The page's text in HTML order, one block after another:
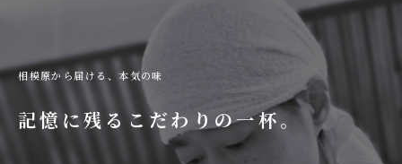
相模原から届ける、本気の味
記憶に残るこだわりの一杯。